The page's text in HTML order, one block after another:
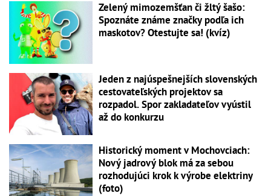
Zelený mimozemšťan či žltý šašo:
Spoznáte známe značky podľa ich
maskotov? Otestujte sa! (kvíz)
Jeden z najúspešnejších slovenských
cestovateľských projektov sa
rozpadol. Spor zakladateľov vyústil
až do konkurzu
Historický moment v Mochovciach:
Nový jadrový blok má za sebou
rozhodujúci krok k výrobe elektriny
(foto)